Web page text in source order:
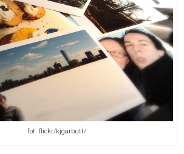
fot. flickr/kjgarbutt/